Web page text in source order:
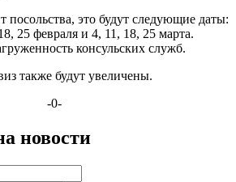
посольства, это будут следующие даты:
25 февраля и 4, 11, 18, 25 марта.
консульских служб.
также будут увеличены.
-0-
новости